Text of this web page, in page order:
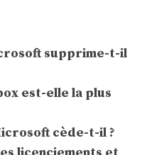
supprime-t-il
est-elle la plus
cède-t-il ?